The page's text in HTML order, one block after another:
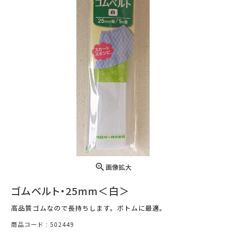
画像拡大
ゴムベルト・25mm＜白＞
高品質ゴムなので長持ちします。ボトムに最適。
商品コード 502449